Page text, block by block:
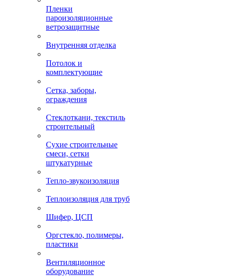
Пленки
пароизоляционные
ветрозащитные
Внутренняя отделка
Потолок и
комплектующие
Сетка, заборы,
ограждения
Стеклоткани, текстиль
строительный
Сухие строительные
смеси, сетки
штукатурные
Тепло-звукоизоляция
Теплоизоляция для труб
Шифер, ЦСП
Оргстекло, полимеры,
пластики
Вентиляционное
оборудование